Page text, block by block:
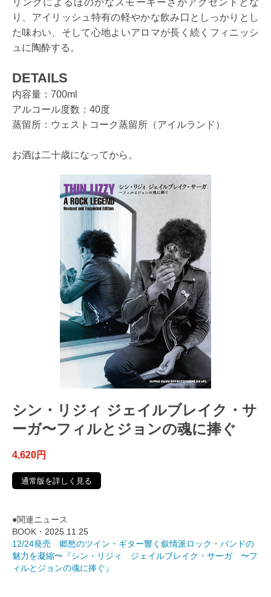
り、アイリッシュ特有の軽やかな飲み口としっかりとし
た味わい、そして心地よいアロマが長く続くフィニッシ
ュに陶酔する。
DETAILS
内容量：700ml
アルコール度数：40度
蒸留所：ウェストコーク蒸留所（アイルランド）
お酒は二十歳になってから。
シン・リジィ ジェイルブレイク・サ
ーガ〜フィルとジョンの魂に捧ぐ
4,620円
通常版を詳しく見る
●関連ニュース
BOOK・ 2025.11.25
12/24発売 郷愁のツイン・ギター響く叙情派ロック・バンドの
魅力を凝縮〜『シン・リジィ ジェイルブレイク・サーガ 〜フ
ィルとジョンの魂に捧ぐ』